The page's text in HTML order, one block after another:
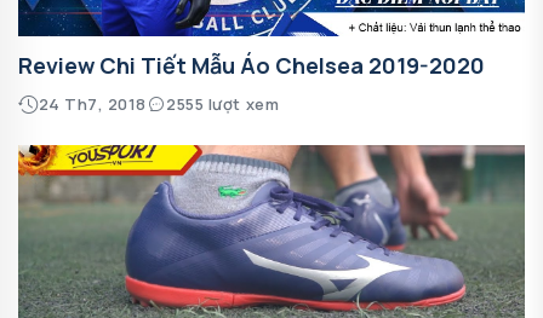
Review Chi Tiết Mẫu Áo Chelsea 2019-2020
24 Th7, 2018 2555 lượt xem